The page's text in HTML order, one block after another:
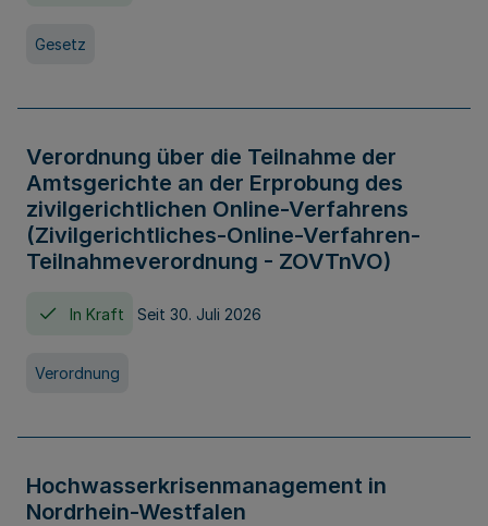
Gesetz
Verordnung über die Teilnahme der
Amtsgerichte an der Erprobung des
zivilgerichtlichen Online-Verfahrens
(Zivilgerichtliches-Online-Verfahren-
Teilnahmeverordnung - ZOVTnVO)
In Kraft Seit 30. Juli 2026
Verordnung
Hochwasserkrisenmanagement in
Nordrhein-Westfalen